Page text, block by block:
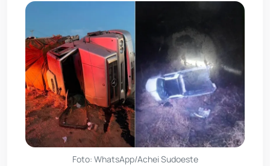
Foto: WhatsApp/Achei Sudoeste